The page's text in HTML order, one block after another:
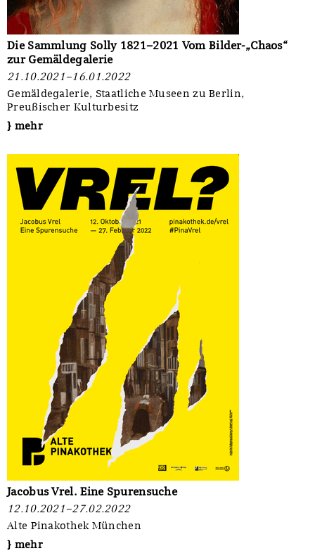
Die Sammlung Solly 1821–2021 Vom Bilder-„Chaos“
zur Gemäldegalerie
21.10.2021–16.01.2022
Gemäldegalerie, Staatliche Museen zu Berlin,
Preußischer Kulturbesitz
} mehr
Jacobus Vrel. Eine Spurensuche
12.10.2021–27.02.2022
Alte Pinakothek München
} mehr